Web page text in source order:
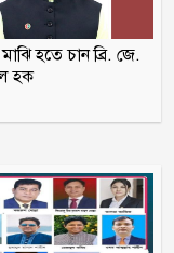
ঢোকার আগে
ব্যাখ্যা দিল পুলিশ
সম্মেলন করে আওয়ামী
হতে চান ব্রি. জে.
হক